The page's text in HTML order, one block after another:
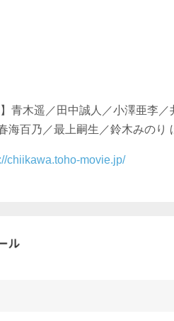
青木遥／田中誠人／小澤亜李
海百乃／最上嗣生／鈴木みのり
chiikawa.toho-movie.jp/